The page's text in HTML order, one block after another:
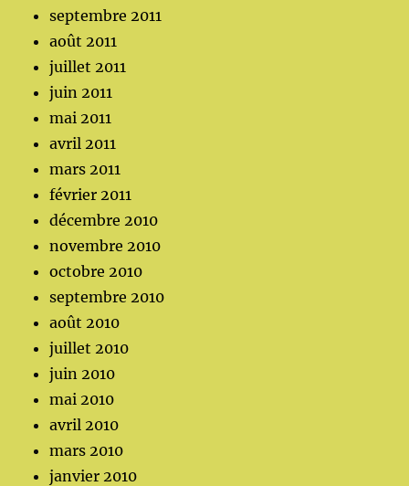
septembre 2011
août 2011
juillet 2011
juin 2011
mai 2011
avril 2011
mars 2011
février 2011
décembre 2010
novembre 2010
octobre 2010
septembre 2010
août 2010
juillet 2010
juin 2010
mai 2010
avril 2010
mars 2010
janvier 2010